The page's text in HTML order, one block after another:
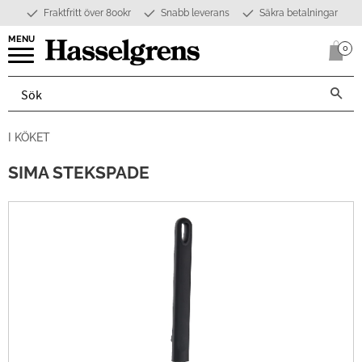
Meny
Fraktfritt över 800kr Snabb leverans Säkra betalningar
0
I KÖKET
SIMA STEKSPADE